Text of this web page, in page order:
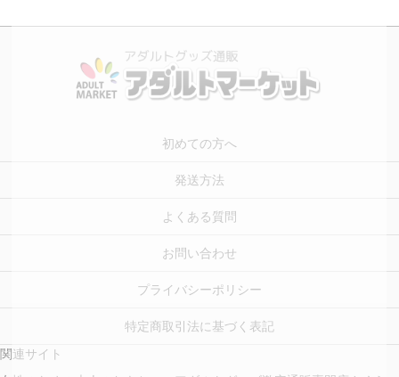
初めての方へ
発送方法
よくある質問
お問い合わせ
プライバシーポリシー
特定商取引法に基づく表記
関連サイト